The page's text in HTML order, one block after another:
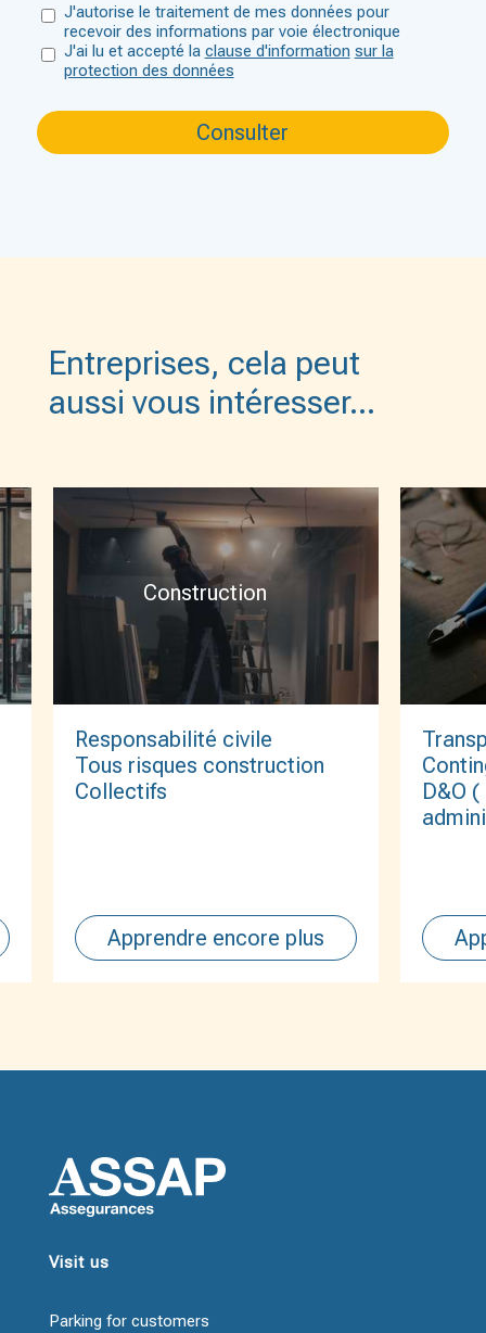
J'autorise le traitement de mes données pour
recevoir des informations par voie électronique
J'ai lu et accepté la clause d'information sur la
protection des données
Entreprises, cela peut
aussi vous intéresser…
Construction
Responsabilité civile
Tous risques construction
Collectifs
Apprendre encore plus
D&O
Visit us
Parking for customers